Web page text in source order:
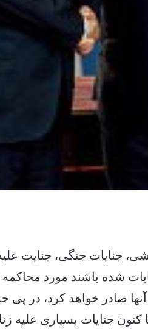
جنایات جنگی، جنایت
شده باشند مورد محاکمه
صادر خواهد کرد، در پی
از تاریخ 7 اکتبر 2023 تا کنون جنایات